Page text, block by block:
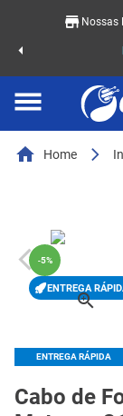
Nossas
Home
-5%
ENTREGA
ENTREGA RÁPIDA
Cabo de